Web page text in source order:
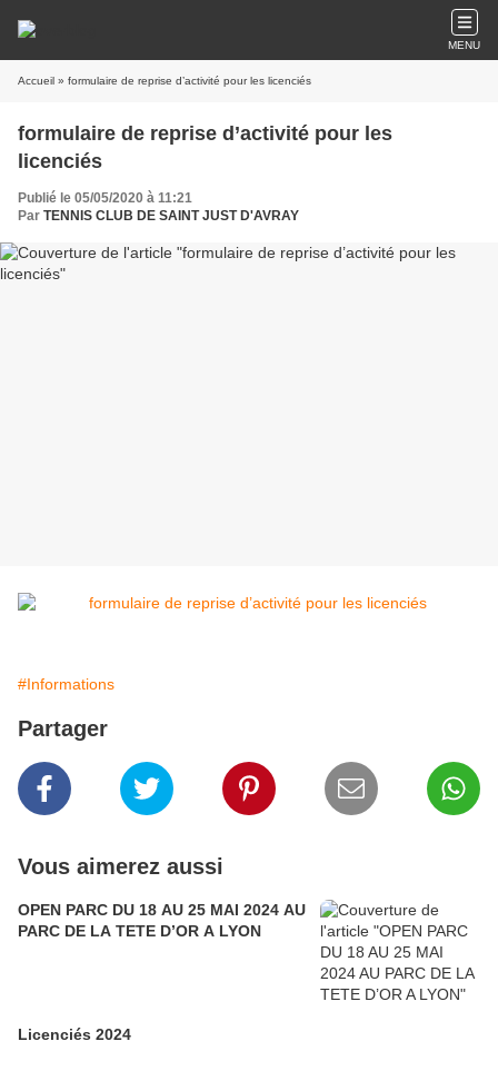
MENU
Accueil » formulaire de reprise d’activité pour les licenciés
formulaire de reprise d’activité pour les
licenciés
Publié le 05/05/2020 à 11:21
Par TENNIS CLUB DE SAINT JUST D'AVRAY
#Informations
Partager
Vous aimerez aussi
OPEN PARC DU 18 AU 25 MAI 2024 AU
PARC DE LA TETE D’OR A LYON
Licenciés 2024